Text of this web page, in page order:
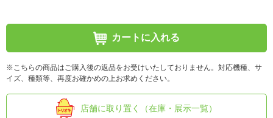
カートに入れる
※こちらの商品はご購入後の返品をお受けいたしておりません。対応機種、サ
イズ、種類等、再度お確かめの上お求めください。
店舗に取り置く（在庫・展示一覧）